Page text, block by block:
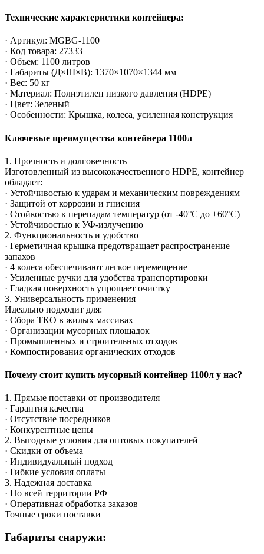
Технические характеристики контейнера:
· Артикул: MGBG-1100
· Код товара: 27333
· Объем: 1100 литров
· Габариты (Д×Ш×В): 1370×1070×1344 мм
· Вес: 50 кг
· Материал: Полиэтилен низкого давления (HDPE)
· Цвет: Зеленый
· Особенности: Крышка, колеса, усиленная конструкция
Ключевые преимущества контейнера 1100л
1. Прочность и долговечность
Изготовленный из высококачественного HDPE, контейнер
обладает:
· Устойчивостью к ударам и механическим повреждениям
· Защитой от коррозии и гниения
· Стойкостью к перепадам температур (от -40°C до +60°C)
· Устойчивостью к УФ-излучению
2. Функциональность и удобство
· Герметичная крышка предотвращает распространение
запахов
· 4 колеса обеспечивают легкое перемещение
· Усиленные ручки для удобства транспортировки
· Гладкая поверхность упрощает очистку
3. Универсальность применения
Идеально подходит для:
· Сбора ТКО в жилых массивах
· Организации мусорных площадок
· Промышленных и строительных отходов
· Компостирования органических отходов
Почему стоит купить мусорный контейнер 1100л у нас?
1. Прямые поставки от производителя
· Гарантия качества
· Отсутствие посредников
· Конкурентные цены
2. Выгодные условия для оптовых покупателей
· Скидки от объема
· Индивидуальный подход
· Гибкие условия оплаты
3. Надежная доставка
· По всей территории РФ
· Оперативная обработка заказов
Точные сроки поставки
Габариты снаружи: